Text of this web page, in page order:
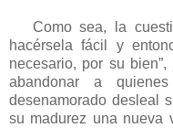
Como sea, la
hacérsela fácil y
necesario, por su
abandonar a
desenamorado desleal
su madurez una nueva